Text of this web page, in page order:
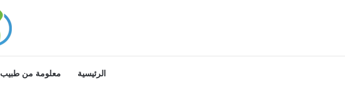
الرئيسية معلومة من طبيب